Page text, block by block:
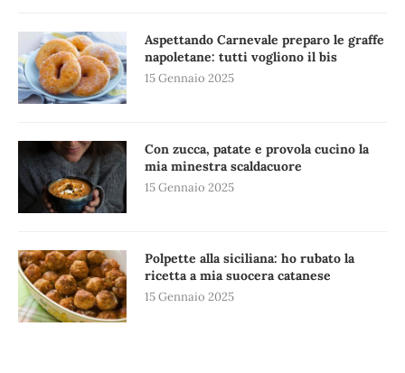
Aspettando Carnevale preparo le graffe
napoletane: tutti vogliono il bis
15 Gennaio 2025
Con zucca, patate e provola cucino la
mia minestra scaldacuore
15 Gennaio 2025
Polpette alla siciliana: ho rubato la
ricetta a mia suocera catanese
15 Gennaio 2025